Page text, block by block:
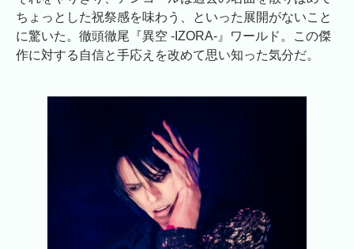
ちょっとした祝祭感を味わう、といった展開がないこと
に驚いた。徹頭徹尾『異空 -IZORA-』ワールド。この傑
作に対する自信と手応えを改めて思い知った気分だ。